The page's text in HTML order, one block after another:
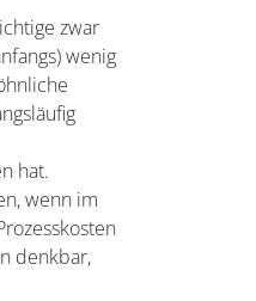
zwar
wenig
hat.
wenn im
denkbar,